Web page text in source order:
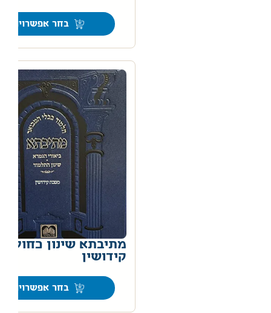
בחר אפשרויות
מתיבתא שינון כחול –
קידושין
בחר אפשרויות